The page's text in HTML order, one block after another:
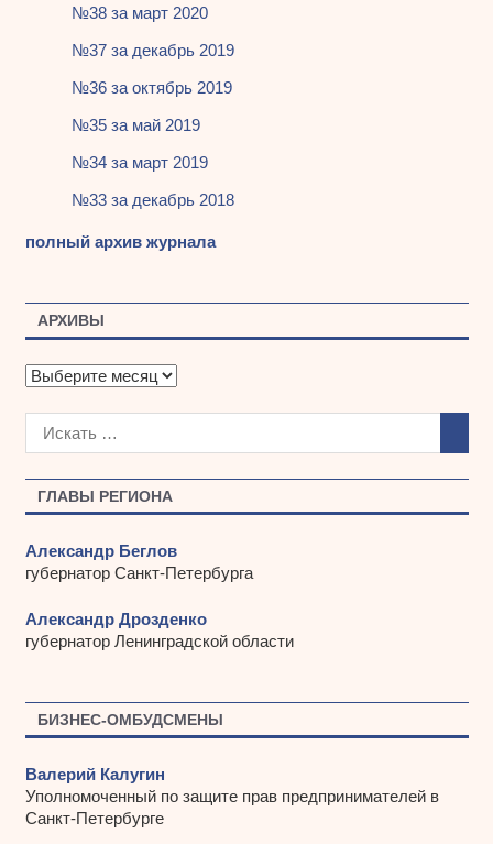
ГЛАВЫ РЕГИОНА
Александр Беглов
губернатор Санкт-Петербурга
Александр Дрозденко
губернатор Ленинградской области
БИЗНЕС-ОМБУДСМЕНЫ
Валерий Калугин
Уполномоченный по защите прав предпринимателей в
Санкт-Петербурге
№38 за март 2020
№37 за декабрь 2019
№36 за октябрь 2019
№35 за май 2019
№34 за март 2019
№33 за декабрь 2018
полный архив журнала
АРХИВЫ
А
х
ы